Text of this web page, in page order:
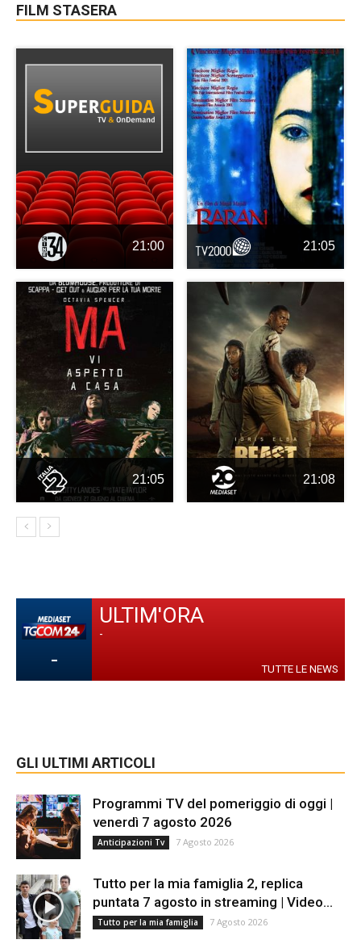
FILM STASERA
21:00 21:05
21:05 21:08
-
ULTIM'ORA
-
TUTTE LE NEWS
GLI ULTIMI ARTICOLI
Programmi TV del pomeriggio di oggi |
venerdì 7 agosto 2026
Anticipazioni Tv 7 Agosto 2026
Tutto per la mia famiglia 2, replica
puntata 7 agosto in streaming | Video...
Tutto per la mia famiglia 7 Agosto 2026